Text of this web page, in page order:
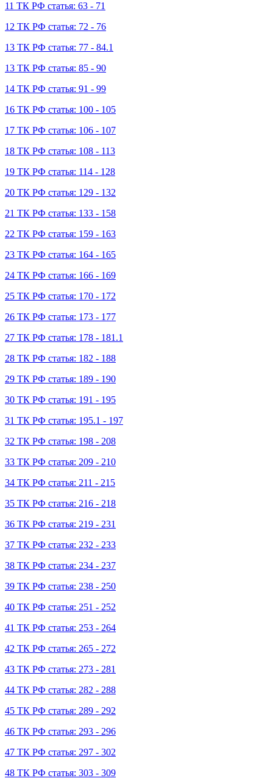
11 ТК РФ статья: 63 - 71
12 ТК РФ статья: 72 - 76
13 ТК РФ статья: 77 - 84.1
13 ТК РФ статья: 85 - 90
14 ТК РФ статья: 91 - 99
16 ТК РФ статья: 100 - 105
17 ТК РФ статья: 106 - 107
18 ТК РФ статья: 108 - 113
19 ТК РФ статья: 114 - 128
20 ТК РФ статья: 129 - 132
21 ТК РФ статья: 133 - 158
22 ТК РФ статья: 159 - 163
23 ТК РФ статья: 164 - 165
24 ТК РФ статья: 166 - 169
25 ТК РФ статья: 170 - 172
26 ТК РФ статья: 173 - 177
27 ТК РФ статья: 178 - 181.1
28 ТК РФ статья: 182 - 188
29 ТК РФ статья: 189 - 190
30 ТК РФ статья: 191 - 195
31 ТК РФ статья: 195.1 - 197
32 ТК РФ статья: 198 - 208
33 ТК РФ статья: 209 - 210
34 ТК РФ статья: 211 - 215
35 ТК РФ статья: 216 - 218
36 ТК РФ статья: 219 - 231
37 ТК РФ статья: 232 - 233
38 ТК РФ статья: 234 - 237
39 ТК РФ статья: 238 - 250
40 ТК РФ статья: 251 - 252
41 ТК РФ статья: 253 - 264
42 ТК РФ статья: 265 - 272
43 ТК РФ статья: 273 - 281
44 ТК РФ статья: 282 - 288
45 ТК РФ статья: 289 - 292
46 ТК РФ статья: 293 - 296
47 ТК РФ статья: 297 - 302
48 ТК РФ статья: 303 - 309